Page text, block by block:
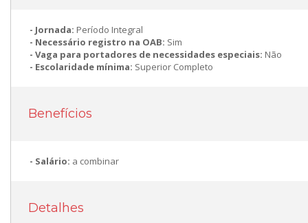
Jornada: Período Integral
Necessário registro na OAB: Sim
Vaga para portadores de necessidades especiais: Não
Escolaridade mínima: Superior Completo
Benefícios
Salário: a combinar
Detalhes